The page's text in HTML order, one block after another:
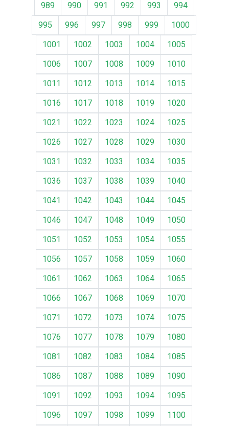
989
990 991 992 993
994
995
996 997 998 999
1000
1001
1002 1003 1004
1005
1006
1007 1008 1009
1010
1011
1012 1013 1014
1015
1016
1017 1018 1019
1020
1021
1022 1023 1024
1025
1026
1027 1028 1029
1030
1031
1032 1033 1034
1035
1036
1037 1038 1039
1040
1041
1042 1043 1044
1045
1046
1047 1048 1049
1050
1051
1052 1053 1054
1055
1056
1057 1058 1059
1060
1061
1062 1063 1064
1065
1066
1067 1068 1069
1070
1071
1072 1073 1074
1075
1076
1077 1078 1079
1080
1081
1082 1083 1084
1085
1086
1087 1088 1089
1090
1091
1092 1093 1094
1095
1096
1097 1098 1099
1100